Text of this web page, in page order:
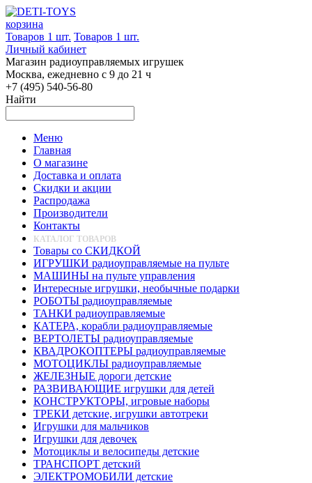
корзина
Товаров 1 шт. Товаров 1 шт.
Личный кабинет
Магазин радиоуправляемых игрушек
Москва, ежедневно с 9 до 21 ч
+7 (495) 540-56-80
Найти
Меню
Главная
О магазине
Доставка и оплата
Скидки и акции
Распродажа
Производители
Контакты
КАТАЛОГ ТОВАРОВ
Товары со СКИДКОЙ
ИГРУШКИ радиоуправляемые на пульте
МАШИНЫ на пульте управления
Интересные игрушки, необычные подарки
РОБОТЫ радиоуправляемые
ТАНКИ радиоуправляемые
КАТЕРА, корабли радиоуправляемые
ВЕРТОЛЕТЫ радиоуправляемые
КВАДРОКОПТЕРЫ радиоуправляемые
МОТОЦИКЛЫ радиоуправляемые
ЖЕЛЕЗНЫЕ дороги детские
РАЗВИВАЮЩИЕ игрушки для детей
КОНСТРУКТОРЫ, игровые наборы
ТРЕКИ детские, игрушки автотреки
Игрушки для мальчиков
Игрушки для девочек
Мотоциклы и велосипеды детские
ТРАНСПОРТ детский
ЭЛЕКТРОМОБИЛИ детские